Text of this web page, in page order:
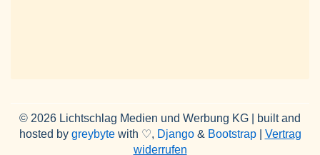
© 2026 Lichtschlag Medien und Werbung KG | built and
hosted by greybytewith ♡, Django& Bootstrap| Vertrag
widerrufen